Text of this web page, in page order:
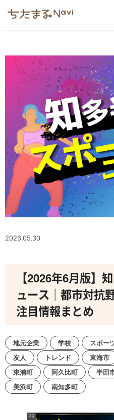
2026.05.30
【2026年6月版】
ュース｜都市対抗
注目情報まとめ
地元企業 学校 スポー
友人
トレンド 東海市
東浦町
阿久比町 半田
美浜町
南知多町